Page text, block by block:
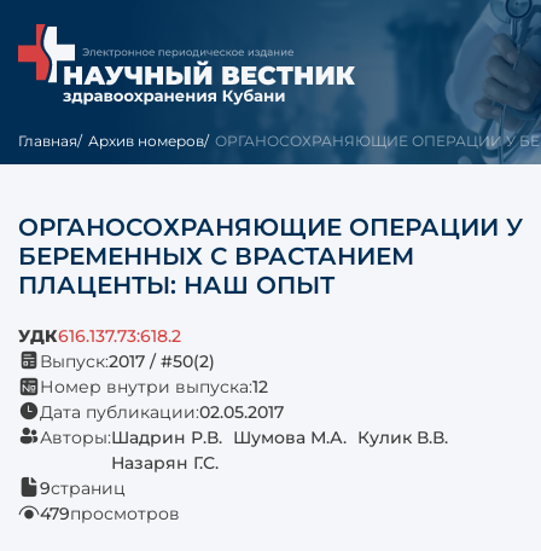
Главная Архив номеров ОРГАНОСОХРАНЯЮЩИЕ ОПЕРАЦИИ У
ОРГАНОСОХРАНЯЮЩИЕ ОПЕРАЦИИ У
БЕРЕМЕННЫХ С ВРАСТАНИЕМ
ПЛАЦЕНТЫ: НАШ ОПЫТ
УДК616.137.73:618.2
Выпуск:2017 / #50(2)
Номер внутри выпуска:12
Дата публикации:02.05.2017
Авторы:Шадрин Р.В. Шумова М.А. Кулик В.В.
Назарян Г.С.
9страниц
479просмотров